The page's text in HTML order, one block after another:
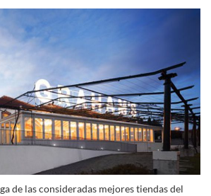
de las consideradas mejores tiendas del